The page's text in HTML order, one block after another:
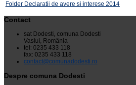
Folder Declaratii de avere si interese 2014
Contact
sat Dodesti, comuna Dodesti
Vaslui, România
tel: 0235 433 118
fax: 0235 433 118
contact@comunadodesti.ro
Despre comuna Dodesti